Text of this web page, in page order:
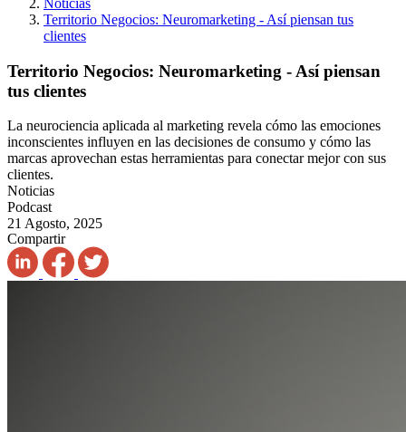
Noticias
Territorio Negocios: Neuromarketing - Así piensan tus
clientes
Territorio Negocios: Neuromarketing - Así piensan
tus clientes
La neurociencia aplicada al marketing revela cómo las emociones
inconscientes influyen en las decisiones de consumo y cómo las
marcas aprovechan estas herramientas para conectar mejor con sus
clientes.
Noticias
Podcast
21 Agosto, 2025
Compartir